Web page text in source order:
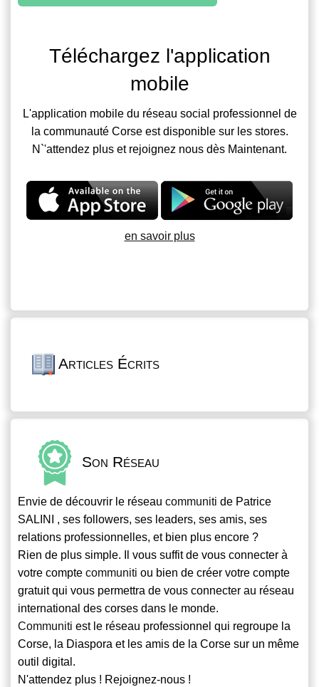
Téléchargez l'application
mobile
L'application mobile du réseau social professionnel de
la communauté Corse est disponible sur les stores.
N`'attendez plus et rejoignez nous dès Maintenant.
en savoir plus
Articles Écrits
Son Réseau
Envie de découvrir le réseau communiti de Patrice
SALINI , ses followers, ses leaders, ses amis, ses
relations professionnelles, et bien plus encore ?
Rien de plus simple. Il vous suffit de vous connecter à
votre compte communiti ou bien de créer votre compte
gratuit qui vous permettra de vous connecter au réseau
international des corses dans le monde.
Communiti est le réseau professionnel qui regroupe la
Corse, la Diaspora et les amis de la Corse sur un même
outil digital.
N'attendez plus ! Rejoignez-nous !